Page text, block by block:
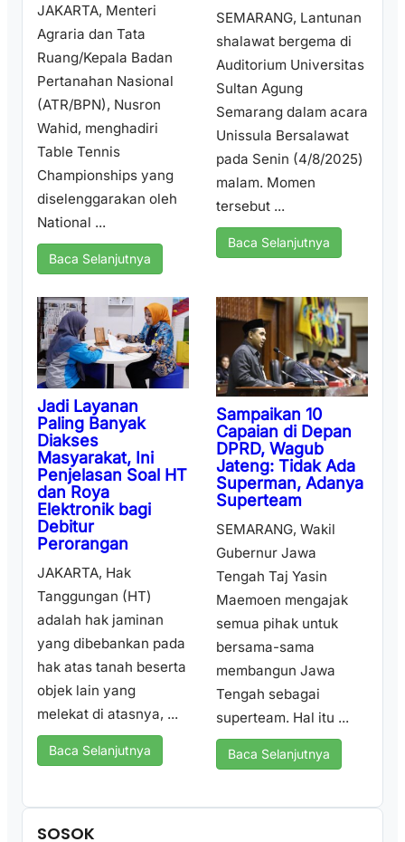
JAKARTA, Menteri
Agraria dan Tata
Ruang/Kepala Badan
Pertanahan Nasional
(ATR/BPN), Nusron
Wahid, menghadiri
Table Tennis
Championships yang
diselenggarakan oleh
National ...
Baca Selanjutnya
SEMARANG, Lantunan
shalawat bergema di
Auditorium Universitas
Sultan Agung
Semarang dalam acara
Unissula Bersalawat
pada Senin (4/8/2025)
malam. Momen
tersebut ...
Baca Selanjutnya
Jadi Layanan
Paling Banyak
Diakses
Masyarakat, Ini
Penjelasan Soal HT
dan Roya
Elektronik bagi
Debitur
Perorangan
JAKARTA, Hak
Tanggungan (HT)
adalah hak jaminan
yang dibebankan pada
hak atas tanah beserta
objek lain yang
melekat di atasnya, ...
Baca Selanjutnya
Sampaikan 10
Capaian di Depan
DPRD, Wagub
Jateng: Tidak Ada
Superman, Adanya
Superteam
SEMARANG, Wakil
Gubernur Jawa
Tengah Taj Yasin
Maemoen mengajak
semua pihak untuk
bersama-sama
membangun Jawa
Tengah sebagai
superteam. Hal itu ...
Baca Selanjutnya
SOSOK